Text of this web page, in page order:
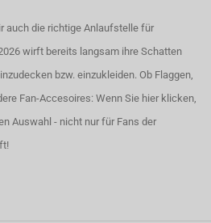
auch die richtige Anlaufstelle für
wirft bereits langsam ihre Schatten
bzw. einzukleiden. Ob Flaggen,
Fan-Accesoires: Wenn Sie hier klicken,
Auswahl - nicht nur für Fans der